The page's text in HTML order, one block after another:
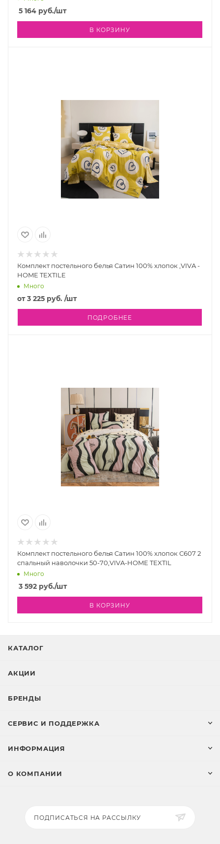
5 164 руб./шт
В КОРЗИНУ
Комплект постельного белья Сатин 100% хлопок ,VIVA -
HOME TEXTILE
Много
от3 225 руб. /шт
ПОДРОБНЕЕ
Комплект постельного белья Сатин 100% хлопок C607 2
спальный наволочки 50-70,VIVA-HOME TEXTIL
Много
3 592 руб./шт
В КОРЗИНУ
КАТАЛОГ
АКЦИИ
БРЕНДЫ
СЕРВИС И ПОДДЕРЖКА
ИНФОРМАЦИЯ
О КОМПАНИИ
ПОДПИСАТЬСЯ НА РАССЫЛКУ